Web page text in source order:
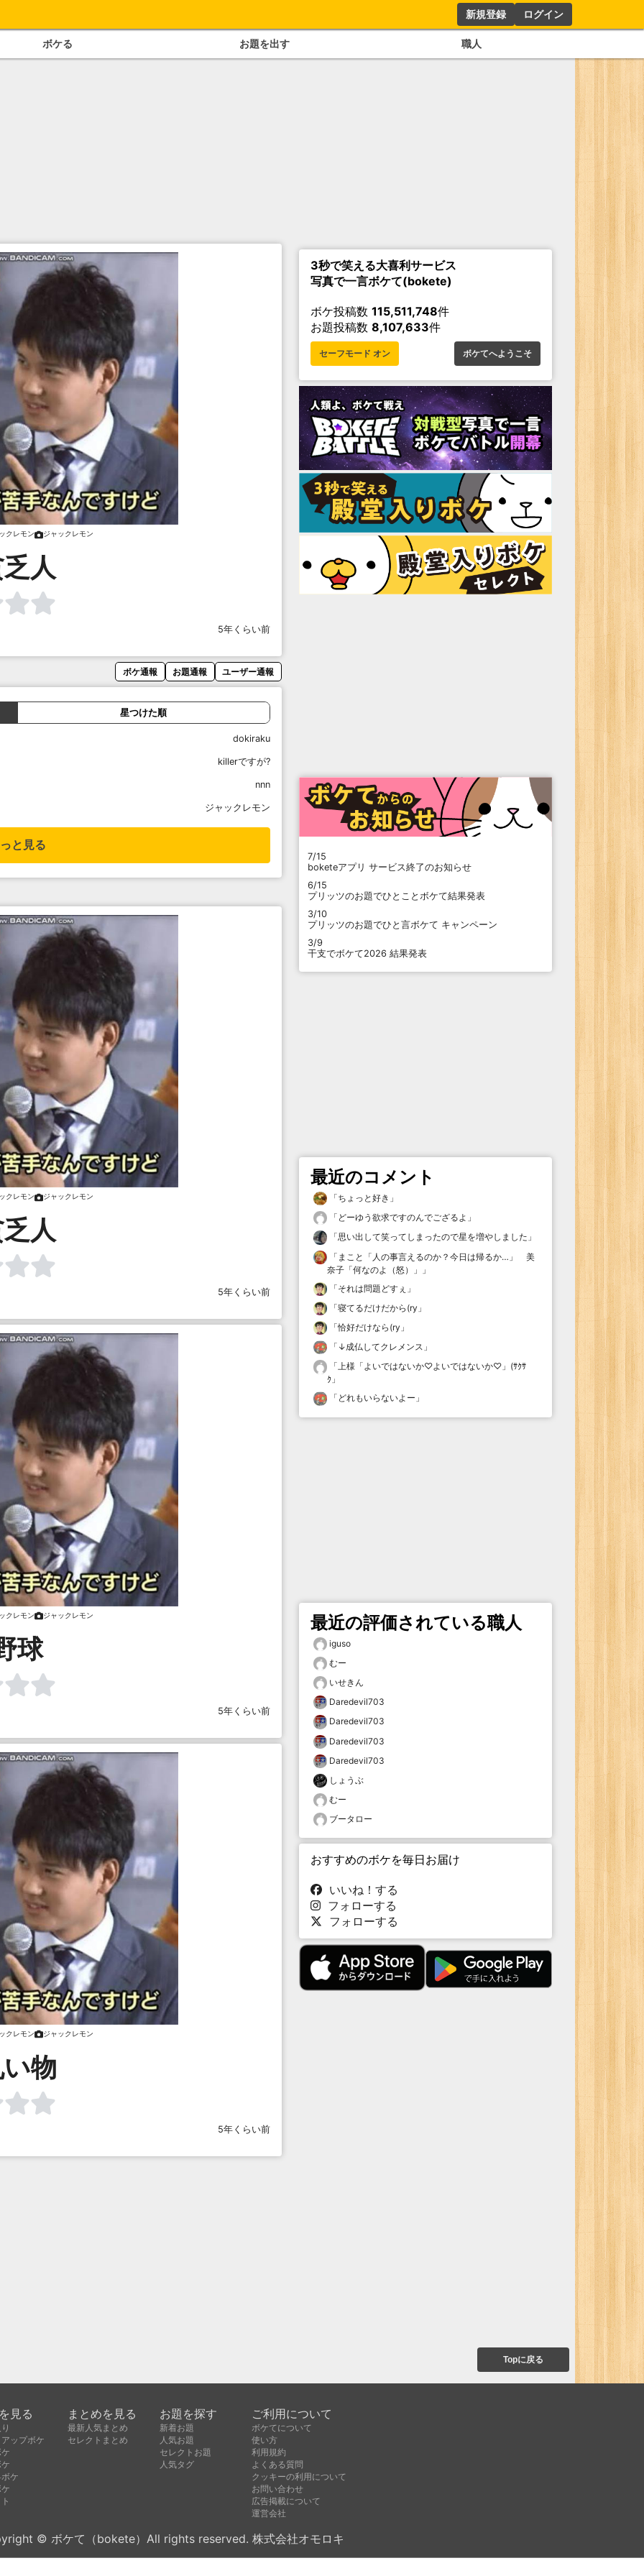
新規登録 ログイン
ボケる お題を出す 職人
クレモン ジャックレモン
人
5年くらい前
ボケ通報 お題通報 ユーザー通報
星つけた順
dokiraku
killerですが?
nnn
ジャックレモン
と見る
クレモン ジャックレモン
人
5年くらい前
クレモン ジャックレモン
球
5年くらい前
クレモン ジャックレモン
物
5年くらい前
3秒で笑える大喜利サービス
写真で一言ボケて(bokete)
ボケ投稿数 115,511,748件
お題投稿数 8,107,633件
セーフモード オン ボケてへようこそ
7/15
boketeアプリ サービス終了のお知らせ
6/15
プリッツのお題でひとことボケて結果発表
3/10
プリッツのお題でひと言ボケて キャンペーン
3/9
干支でボケて2026 結果発表
最近のコメント
「ちょっと好き 」
「 どーゆう欲求ですのんでござるよ 」
「思い出して笑ってしまったので星を増やしました 」
「 まこと「人の事言えるのか？今日は帰るか…」 美
奈子「何なのよ（怒）」
」
「それは問題どすぇ 」
「寝てるだけだから(ry 」
「恰好だけなら(ry 」
「 ↓成仏してクレメンス 」
「上様「よいではないか♡よいではないか♡」(ｻｸｻ
ｸ 」
「 どれもいらないよー 」
最近の評価されている職人
iguso
むー
いせきん
Daredevil703
Daredevil703
Daredevil703
Daredevil703
しょうぶ
むー
ブータロー
おすすめのボケを毎日お届け
いいね！する
フォローする
フォローする
Topに戻る
見る
ップボケ
ケ
まとめを見る
最新人気まとめ
セレクトまとめ
お題を探す
新着お題
人気お題
セレクトお題
人気タグ
ご利用について
ボケてについて
使い方
利用規約
よくある質問
クッキーの利用について
お問い合わせ
広告掲載について
運営会社
© ボケて（bokete）All rights reserved. 株式会社オモロキ